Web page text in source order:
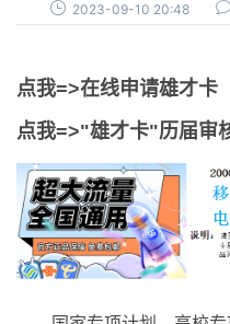
2023-09-10 20:48
点我=>在线申请雄才卡
点我=>"雄才卡"历届审